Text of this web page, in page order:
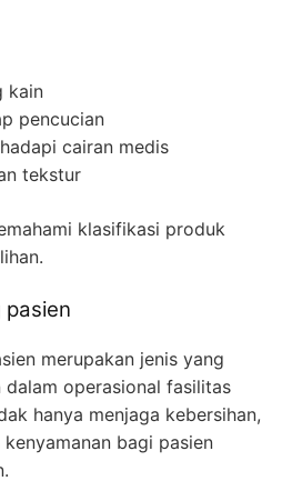
kain
pencucian
cairan medis
tekstur
klasifikasi produk
pasien
merupakan jenis yang
operasional fasilitas
hanya menjaga kebersihan,
bagi pasien